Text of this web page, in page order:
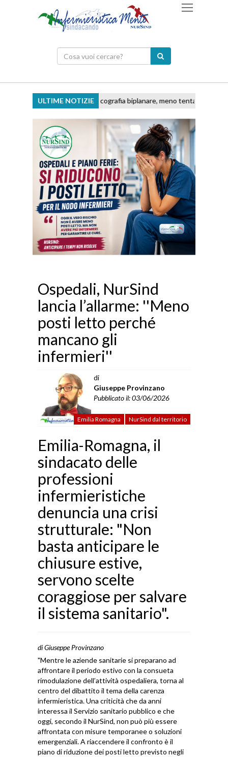
ULTIME NOTIZIEEcografia biplanare, meno tentativi e
Ospedali, NurSind
lancia l’allarme: ''Meno
posti letto perché
mancano gli
infermieri''
di
Giuseppe Provinzano
Pubblicato il: 03/06/2026
Emilia Romagna NurSind dal territorio
Emilia-Romagna, il
sindacato delle
professioni
infermieristiche
denuncia una crisi
strutturale: "Non
basta anticipare le
chiusure estive,
servono scelte
coraggiose per salvare
il sistema sanitario".
di Giuseppe Provinzano
"Mentre le aziende sanitarie si preparano ad
affrontare il periodo estivo con la consueta
rimodulazione dell’attività ospedaliera, torna al
centro del dibattito il tema della carenza
infermieristica. Una criticità che da anni
interessa il Servizio sanitario pubblico e che
oggi, secondo il NurSind, non può più essere
affrontata con misure temporanee o soluzioni
emergenziali. A riaccendere il confronto è il
piano di riduzione dei posti letto previsto negli